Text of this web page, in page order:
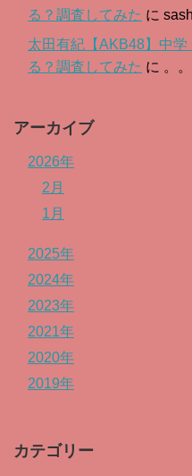
る？調査してみた に
太田有紀【AKB48】中
る？調査してみた に 。。
アーカイブ
2026年
2月
1月
2025年
2024年
2023年
2021年
2020年
2019年
カテゴリー